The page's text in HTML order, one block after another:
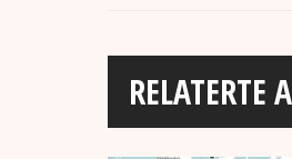
RELATERTE